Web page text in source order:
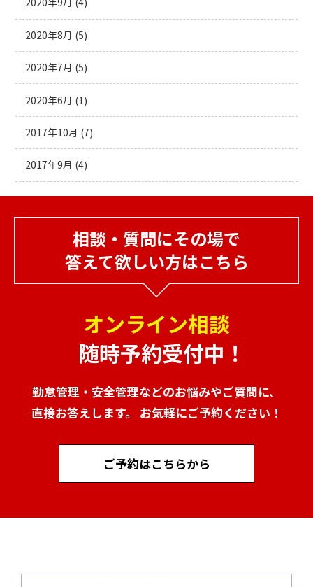
2020年9月 (4)
2020年8月 (5)
2020年7月 (5)
2020年6月 (1)
2017年10月 (7)
2017年9月 (4)
相談・質問にその場で
答えて欲しい方はこちら
オンライン相談
随時予約受付中！
勤怠管理・安全管理などのお悩みやご質問に、
直接お答えします。 お気軽にご予約ください！
ご予約はこちらから